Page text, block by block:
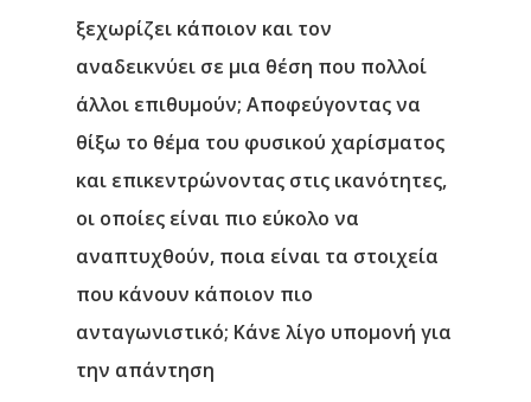
ξεχωρίζει κάποιον και τον
αναδεικνύει σε μια θέση που πολλοί
άλλοι επιθυμούν; Αποφεύγοντας να
θίξω το θέμα του φυσικού χαρίσματος
και επικεντρώνοντας στις ικανότητες,
οι οποίες είναι πιο εύκολο να
αναπτυχθούν, ποια είναι τα στοιχεία
που κάνουν κάποιον πιο
ανταγωνιστικό; Κάνε λίγο υπομονή για
την απάντηση